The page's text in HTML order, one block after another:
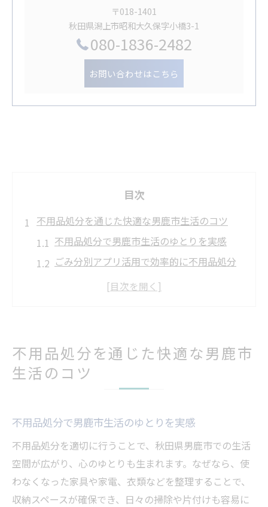
〒018-1401
秋田県潟上市昭和大久保字小橋3-1
080-1836-2482
お問い合わせはこちら
目次
不用品処分を通じた快適な男鹿市生活のコツ
不用品処分で男鹿市生活のゆとりを実感
ごみ分別アプリ活用で効率的に不用品処分
不用品処分とゴミカレンダーの賢い使い方
不用品処分と男鹿市ごみ分別アプリの連携
術
ゴミカレンダーで不用品処分漏れを防ぐ方
法
不用品処分に役立つ男鹿市リサイクル情報
分別の基本と不用品処分を正しく進める秘
訣
不用品処分を通じた快適な男鹿市
生活のコツ
不用品処分で男鹿市生活のゆとりを実感
不用品処分を適切に行うことで、秋田県男鹿市での生活
空間が広がり、心のゆとりも生まれます。なぜなら、使
わなくなった家具や家電、衣類などを整理することで、
収納スペースが確保でき、日々の掃除や片付けも容易に